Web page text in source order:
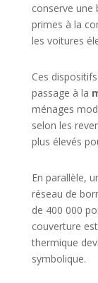
conserve une
primes à la
les voitures
Ces
passage à la
ménages
selon les
plus élevés
En parallèle,
réseau de
de 400 000
couverture
thermique
symbolique.